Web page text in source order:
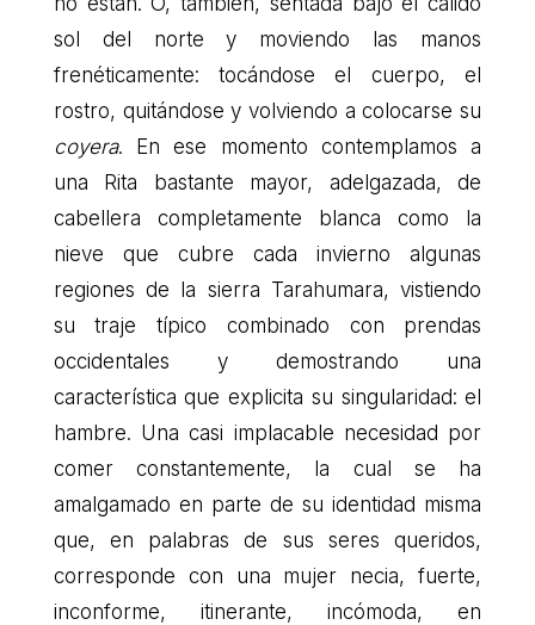
sol del norte y moviendo las manos
frenéticamente: tocándose el cuerpo, el
rostro, quitándose y volviendo a colocarse su
coyera. En ese momento contemplamos a
una Rita bastante mayor, adelgazada, de
cabellera completamente blanca como la
nieve que cubre cada invierno algunas
regiones de la sierra Tarahumara, vistiendo
su traje típico combinado con prendas
occidentales y demostrando una
característica que explicita su singularidad: el
hambre. Una casi implacable necesidad por
comer constantemente, la cual se ha
amalgamado en parte de su identidad misma
que, en palabras de sus seres queridos,
corresponde con una mujer necia, fuerte,
inconforme, itinerante, incómoda, en